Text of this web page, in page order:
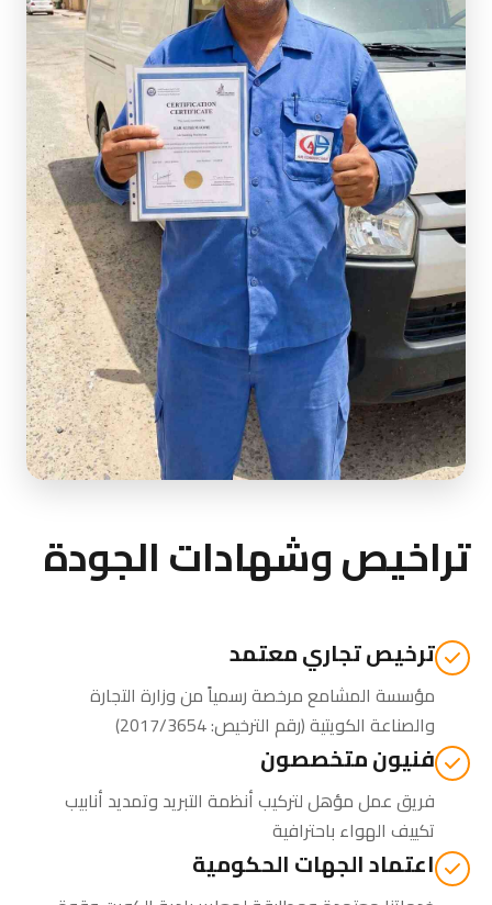
تراخيص وشهادات الجودة
ترخيص تجاري معتمد
مؤسسة المشامع مرخصة رسمياً منوزارة التجارة
والصناعة الكويتية(رقم الترخيص: 2017/3654)
فنيون متخصصون
فريق عمل مؤهل لتركيب أنظمة التبريد وتمديد أنابيب
تكييف الهواء باحترافية
اعتماد الجهات الحكومية